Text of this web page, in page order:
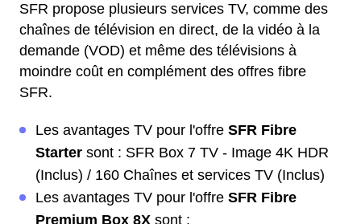
SFR propose plusieurs services TV, comme des
chaînes de télévision en direct, de la vidéo à la
demande (VOD) et même des télévisions à
moindre coût en complément des offres fibre
SFR.
Les avantages TV pour l'offre SFR Fibre
Starter sont : SFR Box 7 TV - Image 4K HDR
(Inclus) / 160 Chaînes et services TV (Inclus)
Les avantages TV pour l'offre SFR Fibre
Premium Box 8X sont :